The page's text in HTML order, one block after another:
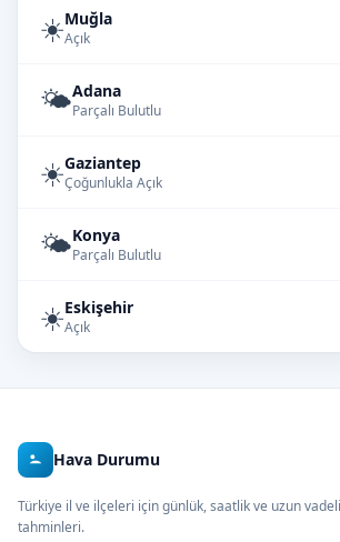
☀️Muğla
Açık
🌤️Adana
Parçalı Bulutlu
☀️Gaziantep
Çoğunlukla Açık
🌤️Konya
Parçalı Bulutlu
☀️Eskişehir
Açık
Hava Durumu
Türkiye il ve ilçeleri için günlük, saatlik ve uzun
tahminleri.